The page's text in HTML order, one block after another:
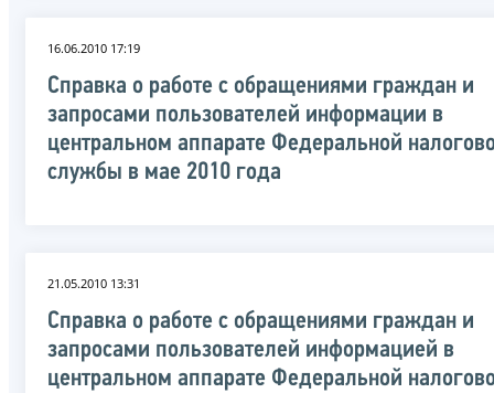
16.06.2010 17:19
Справка о работе с обращениями граждан и
запросами пользователей информации в
центральном аппарате Федеральной
службы в мае 2010 года
21.05.2010 13:31
Справка о работе с обращениями граждан и
запросами пользователей информацией в
центральном аппарате Федеральной